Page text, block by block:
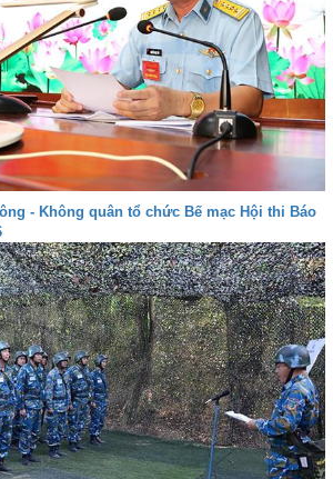
- Không quân tổ chức Bế mạc Hội thi Báo